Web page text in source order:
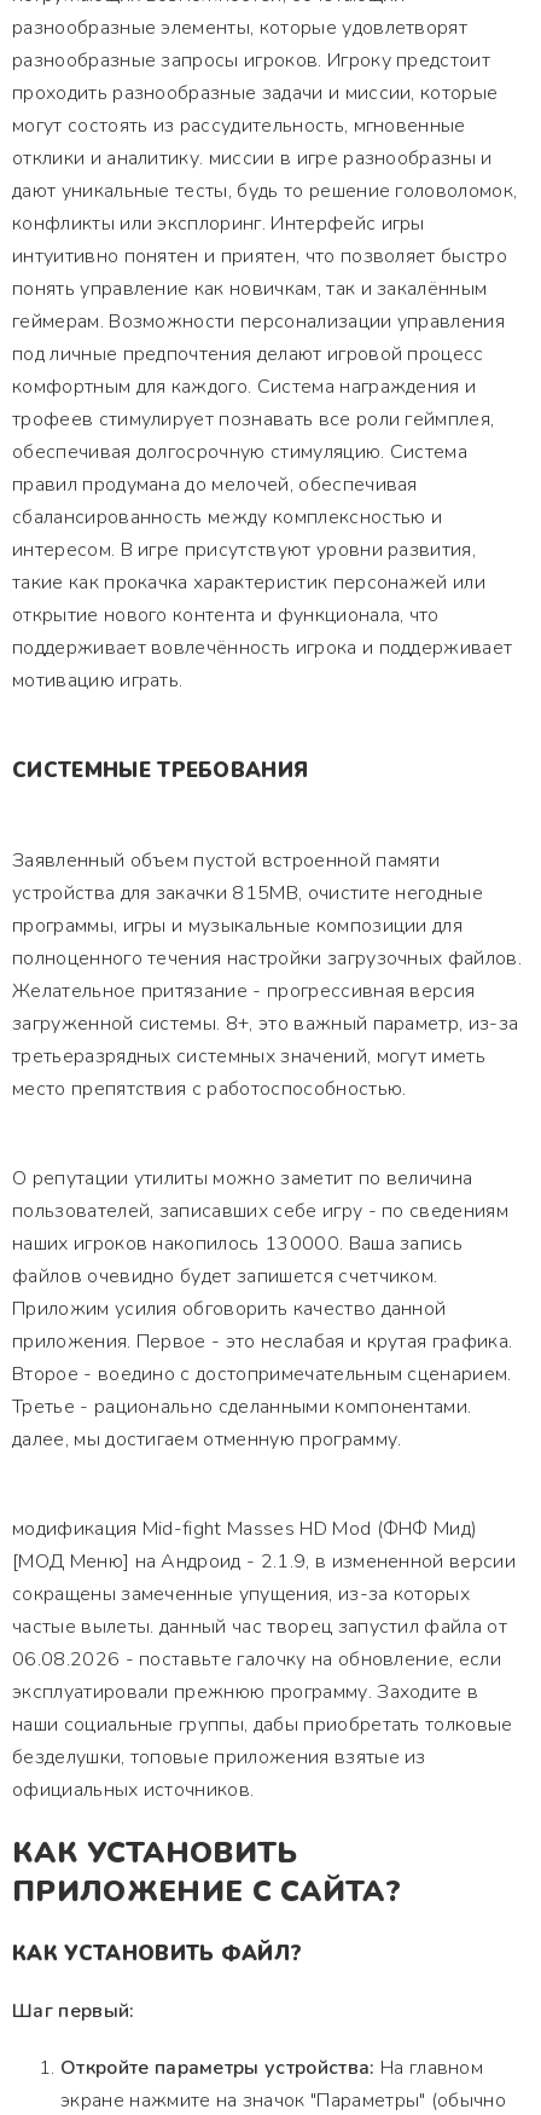
разнообразные элементы, которые удовлетворят
разнообразные запросы игроков. Игроку предстоит
проходить разнообразные задачи и миссии, которые
могут состоять из рассудительность, мгновенные
отклики и аналитику. миссии в игре разнообразны и
дают уникальные тесты, будь то решение головоломок,
конфликты или эксплоринг. Интерфейс игры
интуитивно понятен и приятен, что позволяет быстро
понять управление как новичкам, так и закалённым
геймерам. Возможности персонализации управления
под личные предпочтения делают игровой процесс
комфортным для каждого. Система награждения и
трофеев стимулирует познавать все роли геймплея,
обеспечивая долгосрочную стимуляцию. Система
правил продумана до мелочей, обеспечивая
сбалансированность между комплексностью и
интересом. В игре присутствуют уровни развития,
такие как прокачка характеристик персонажей или
открытие нового контента и функционала, что
поддерживает вовлечённость игрока и поддерживает
мотивацию играть.
СИСТЕМНЫЕ ТРЕБОВАНИЯ
Заявленный объем пустой встроенной памяти
устройства для закачки 815MB, очистите негодные
программы, игры и музыкальные композиции для
полноценного течения настройки загрузочных файлов.
Желательное притязание - прогрессивная версия
загруженной системы. 8+, это важный параметр, из-за
третьеразрядных системных значений, могут иметь
место препятствия с работоспособностью.
О репутации утилиты можно заметит по величина
пользователей, записавших себе игру - по сведениям
наших игроков накопилось 130000. Ваша запись
файлов очевидно будет запишется счетчиком.
Приложим усилия обговорить качество данной
приложения. Первое - это неслабая и крутая графика.
Второе - воедино с достопримечательным сценарием.
Третье - рационально сделанными компонентами.
далее, мы достигаем отменную программу.
модификация Mid-fight Masses HD Mod (ФНФ Мид)
[МОД Меню] на Андроид - 2.1.9, в измененной версии
сокращены замеченные упущения, из-за которых
частые вылеты. данный час творец запустил файла от
06.08.2026 - поставьте галочку на обновление, если
эксплуатировали прежнюю программу. Заходите в
наши социальные группы, дабы приобретать толковые
безделушки, топовые приложения взятые из
официальных источников.
КАК УСТАНОВИТЬ
ПРИЛОЖЕНИЕ С САЙТА?
КАК УСТАНОВИТЬ ФАЙЛ?
Шаг первый:
Откройте параметры устройства: На главном
экране нажмите на значок "Параметры" (обычно